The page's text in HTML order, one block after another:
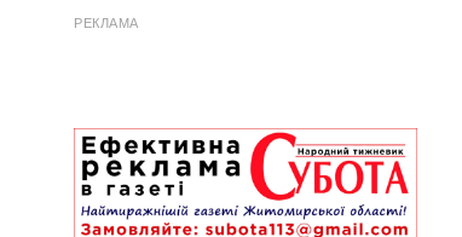
РЕКЛАМА